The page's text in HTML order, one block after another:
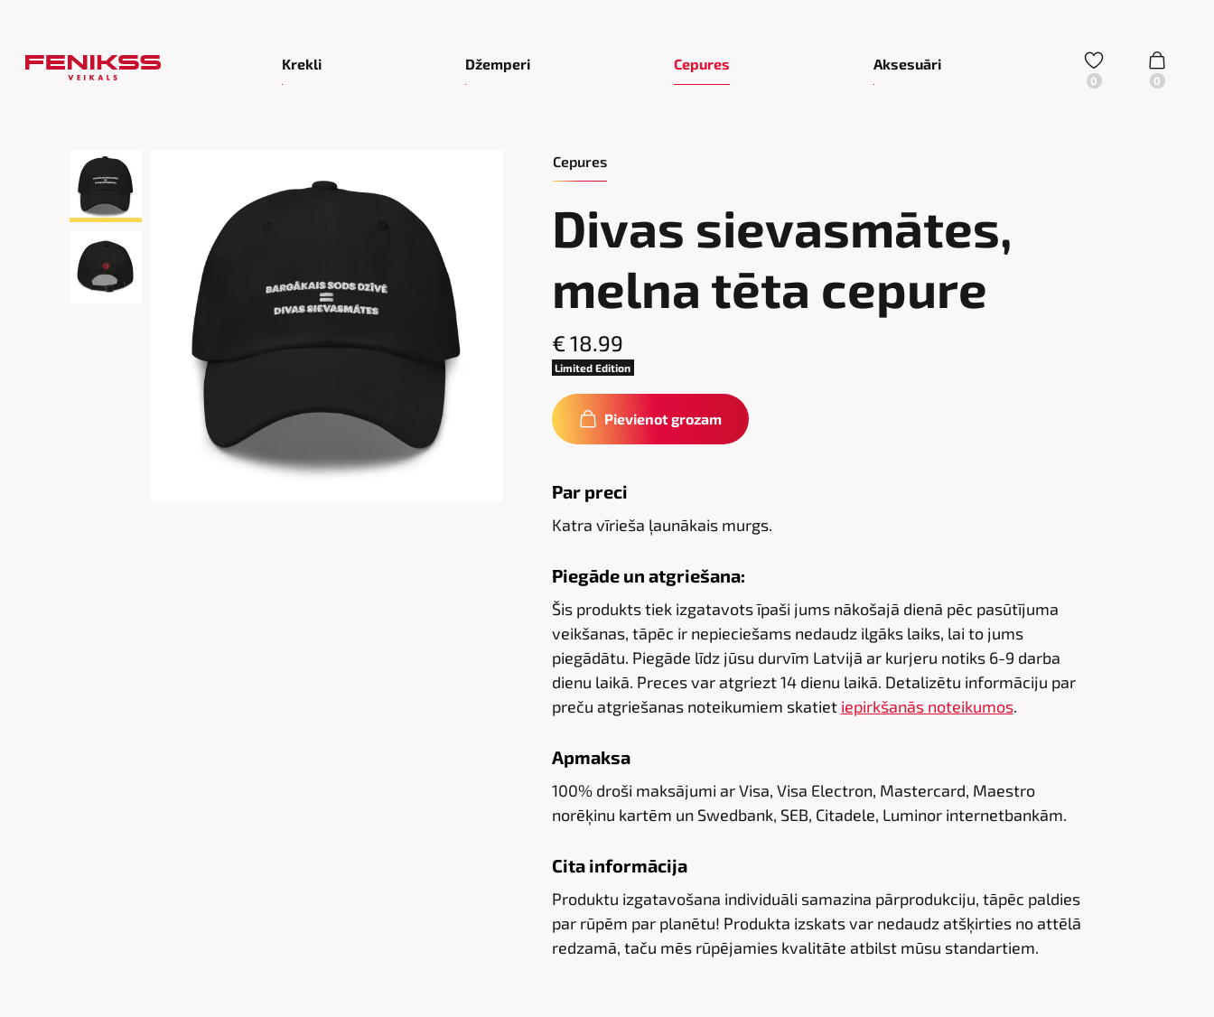
Krekli Džemperi Cepures Aksesuāri
Cepures
Divas sievasmātes,
melna tēta cepure
€ 18.99
Limited Edition
Pievienot grozam
Par preci
Katra vīrieša ļaunākais murgs.
Piegāde un atgriešana:
Šis produkts tiek izgatavots īpaši jums nākošajā dienā pēc pasūtījuma
veikšanas, tāpēc ir nepieciešams nedaudz ilgāks laiks, lai to jums
piegādātu. Piegāde līdz jūsu durvīm Latvijā ar kurjeru notiks 6-9 darba
dienu laikā. Preces var atgriezt 14 dienu laikā. Detalizētu informāciju par
preču atgriešanas noteikumiem skatiet iepirkšanās noteikumos.
Apmaksa
100% droši maksājumi ar Visa, Visa Electron, Mastercard, Maestro
norēķinu kartēm un Swedbank, SEB, Citadele, Luminor internetbankām.
Cita informācija
Produktu izgatavošana individuāli samazina pārprodukciju, tāpēc paldies
par rūpēm par planētu! Produkta izskats var nedaudz atšķirties no attēlā
redzamā, taču mēs rūpējamies kvalitāte atbilst mūsu standartiem.